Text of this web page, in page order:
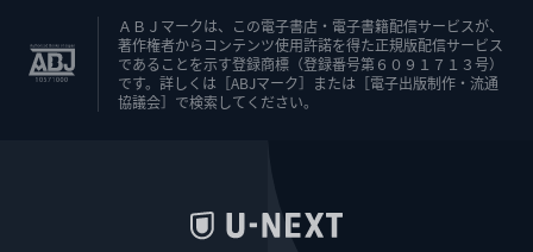
ＡＢＪマークは、この電子書店・電子書籍配信サービスが、
著作権者からコンテンツ使用許諾を得た正規版配信サービス
であることを示す登録商標（登録番号第６０９１７１３号）
です。詳しくは［ABJマーク］または［電子出版制作・流通
協議会］で検索してください。